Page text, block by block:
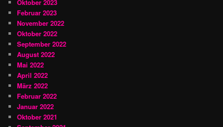
Oktober 2023
Februar 2023
November 2022
Oktober 2022
September 2022
August 2022
Mai 2022
April 2022
März 2022
Februar 2022
Januar 2022
Oktober 2021